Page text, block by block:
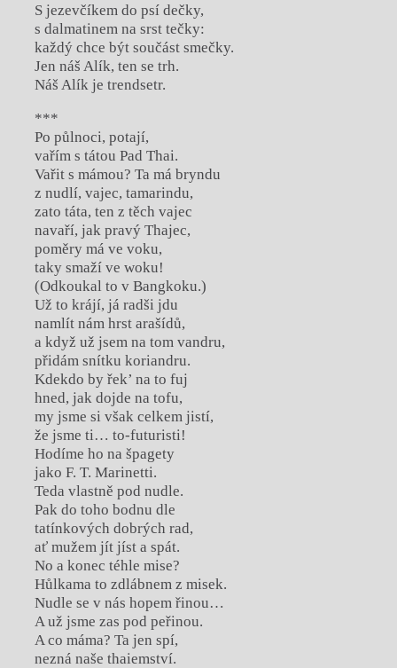
S jezevčíkem do psí dečky,
s dalmatinem na srst tečky:
každý chce být součást smečky.
Jen náš Alík, ten se trh.
Náš Alík je trendsetr.
***
Po půlnoci, potají,
vařím s tátou Pad Thai.
Vařit s mámou? Ta má bryndu
z nudlí, vajec, tamarindu,
zato táta, ten z těch vajec
navaří, jak pravý Thajec,
poměry má ve voku,
taky smaží ve woku!
(Odkoukal to v Bangkoku.)
Už to krájí, já radši jdu
namlít nám hrst arašídů,
a když už jsem na tom vandru,
přidám snítku koriandru.
Kdekdo by řek’ na to fuj
hned, jak dojde na tofu,
my jsme si však celkem jistí,
že jsme ti… to-futuristi!
Hodíme ho na špagety
jako F. T. Marinetti.
Teda vlastně pod nudle.
Pak do toho bodnu dle
tatínkových dobrých rad,
ať mužem jít jíst a spát.
No a konec téhle mise?
Hůlkama to zdlábnem z misek.
Nudle se v nás hopem řinou…
A už jsme zas pod peřinou.
A co máma? Ta jen spí,
nezná naše thaiemství.